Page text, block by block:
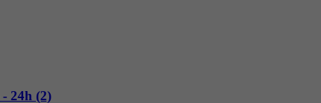
- 24h (2)